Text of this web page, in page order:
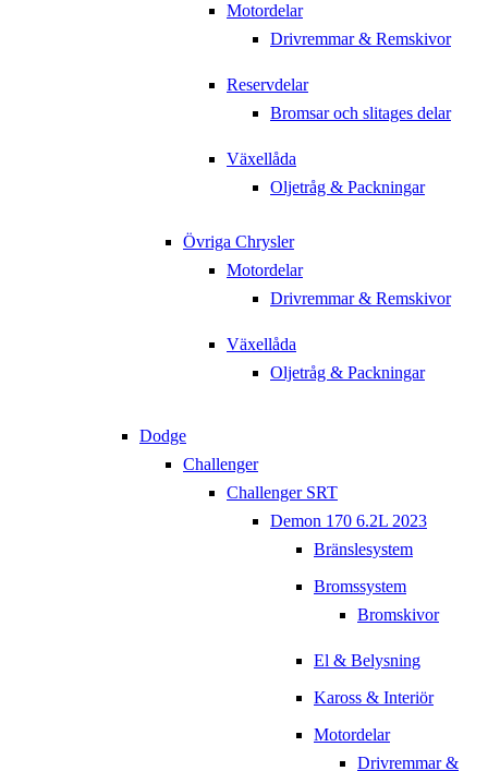
Motordelar
Drivremmar & Remskivor
Reservdelar
Bromsar och slitages delar
Växellåda
Oljetråg & Packningar
Övriga Chrysler
Motordelar
Drivremmar & Remskivor
Växellåda
Oljetråg & Packningar
Dodge
Challenger
Challenger SRT
Demon 170 6.2L 2023
Bränslesystem
Bromssystem
Bromskivor
El & Belysning
Kaross & Interiör
Motordelar
Drivremmar &